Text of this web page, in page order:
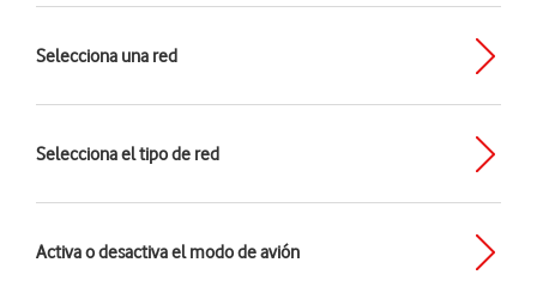
Selecciona una red
Selecciona el tipo de red
Activa o desactiva el modo de avión